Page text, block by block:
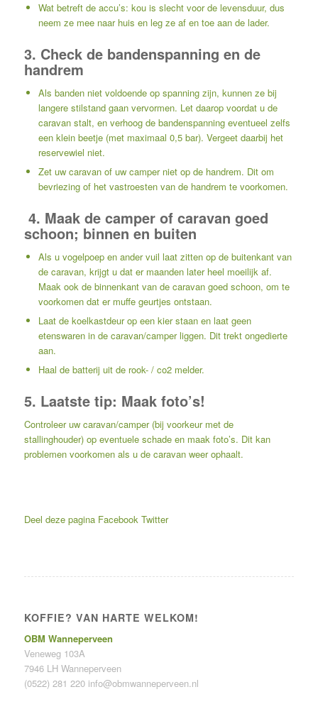
Wat betreft de accu’s: kou is slecht voor de levensduur, dus
neem ze mee naar huis en leg ze af en toe aan de lader.
3. Check de bandenspanning en de
handrem
Als banden niet voldoende op spanning zijn, kunnen ze bij
langere stilstand gaan vervormen. Let daarop voordat u de
caravan stalt, en verhoog de bandenspanning eventueel zelfs
een klein beetje (met maximaal 0,5 bar). Vergeet daarbij het
reservewiel niet.
Zet uw caravan of uw camper niet op de handrem. Dit om
bevriezing of het vastroesten van de handrem te voorkomen.
4. Maak de camper of caravan goed
schoon; binnen en buiten
Als u vogelpoep en ander vuil laat zitten op de buitenkant van
de caravan, krijgt u dat er maanden later heel moeilijk af.
Maak ook de binnenkant van de caravan goed schoon, om te
voorkomen dat er muffe geurtjes ontstaan.
Laat de koelkastdeur op een kier staan en laat geen
etenswaren in de caravan/camper liggen. Dit trekt ongedierte
aan.
Haal de batterij uit de rook- / co2 melder.
5. Laatste tip: Maak foto’s!
Controleer uw caravan/camper (bij voorkeur met de
stallinghouder) op eventuele schade en maak foto’s. Dit kan
problemen voorkomen als u de caravan weer ophaalt.
Deel deze pagina Facebook Twitter
KOFFIE? VAN HARTE WELKOM!
OBM Wanneperveen
Veneweg 103A
7946 LH Wanneperveen
(0522) 281 220 info@obmwanneperveen.nl